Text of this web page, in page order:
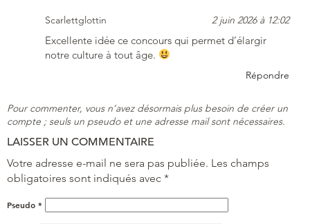
Scarlettglottin 2 juin 2026 à 12:02
Excellente idée ce concours qui permet d’élargir
notre culture à tout âge.
Répondre
Pour commenter, vous n’avez désormais plus besoin de créer un
compte ; seuls un pseudo et une adresse mail sont nécessaires.
LAISSER UN COMMENTAIRE
Votre adresse e-mail ne sera pas publiée. Les champs
obligatoires sont indiqués avec *
Pseudo *